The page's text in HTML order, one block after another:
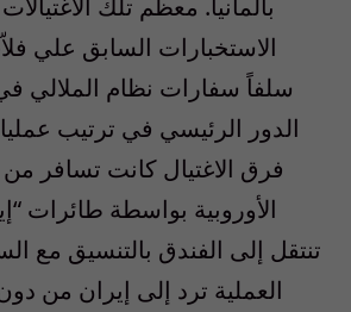
الاستخبارات السابق علي
سلفاً سفارات نظام الملالي
الدور الرئيسي في ترتيب
فرق الاغتيال كانت تسافر
الأوروبية بواسطة طائرات
تنتقل إلى الفندق بالتنسيق مع
العملية ترد إلى إيران من